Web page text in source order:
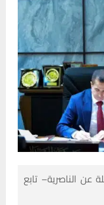
عن الناصرية– تابع